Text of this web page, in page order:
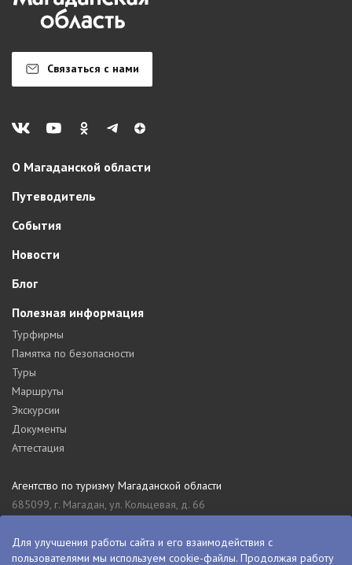
Связаться с нами
О Магаданской области
Путеводитель
События
Новости
Блог
Полезная информация
Турфирмы
Памятка по безопасности
Туры
Маршруты
Экскурсии
Документы
Аттестация
Агентство по туризму Магаданской области
685099, г. Магадан, ул. Кольцевая, д. 66
8 (4132) 61-76-67
Для улучшения работы сайта и его взаимодействия с
пользователями мы используем cookie-файлы. Продолжая работу